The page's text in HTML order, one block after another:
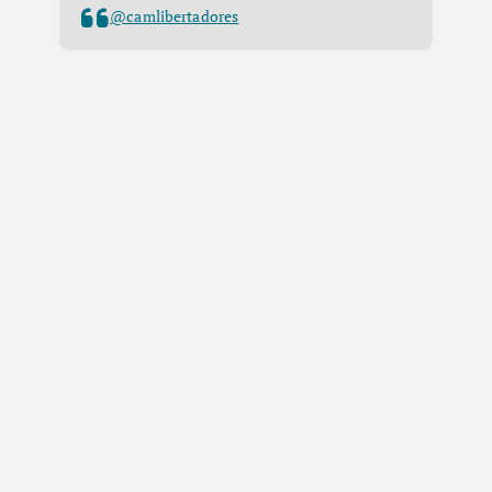
@camlibertadores